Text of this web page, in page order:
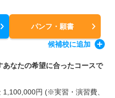
パンフ・願書
候補校に追加
あなたの希望に合ったコースで
円 (※実習・演習費、